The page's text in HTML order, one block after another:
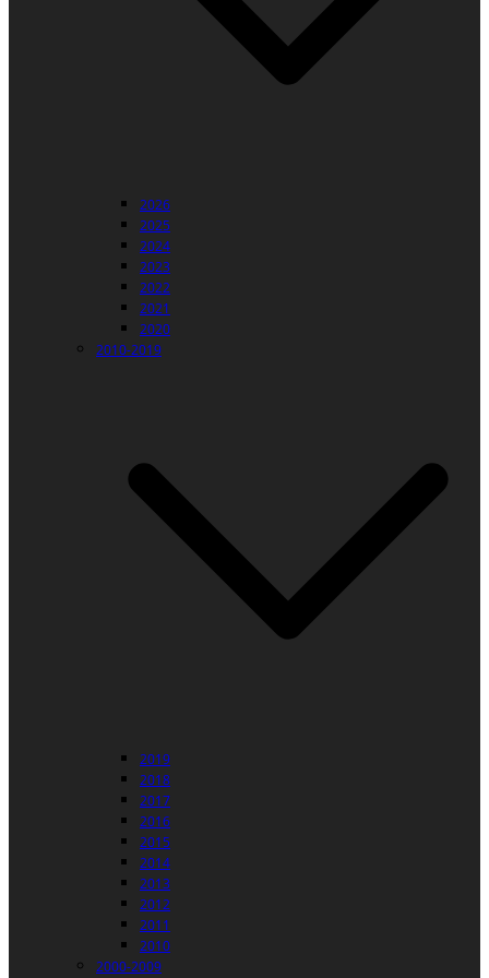
2026
2025
2024
2023
2022
2021
2020
2010-2019
2019
2018
2017
2016
2015
2014
2013
2012
2011
2010
2000-2009